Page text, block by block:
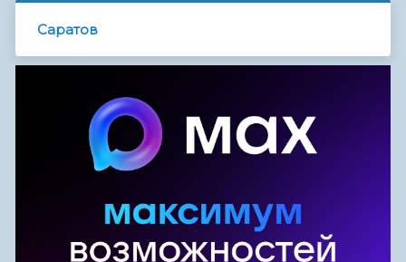
Саратов